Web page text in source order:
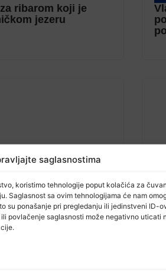
saglasnostima
koristimo tehnologije poput kolačića za
Saglasnost sa ovim tehnologijama će nam
su ponašanje pri pregledanju ili jedinstveni ID-
povlačenje saglasnosti može negativno uticati
ribarom koji je
jezeru
posljedica